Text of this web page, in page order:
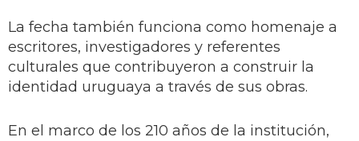
La fecha también funciona como homenaje a
escritores, investigadores y referentes
culturales que contribuyeron a construir la
identidad uruguaya a través de sus obras.
En el marco de los 210 años de la institución,